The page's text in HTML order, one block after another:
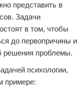
представить в
Задачи
в том, чтобы
до первопричины и
решения проблемы.
психологии,
примере: